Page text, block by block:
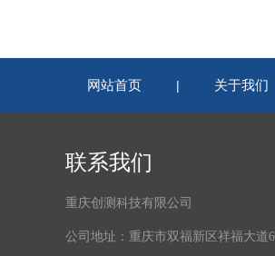
网站首页 | 关于我们
联系我们
重庆创测科技有限公司
公司地址：重庆市双福新区祥福大道